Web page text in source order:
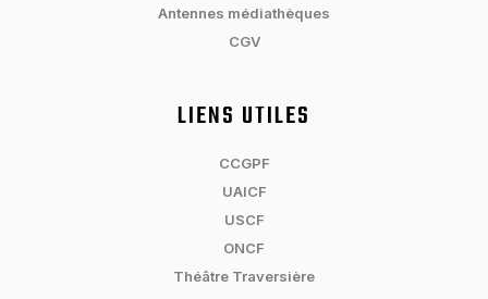
Antennes médiathèques
CGV
LIENS UTILES
CCGPF
UAICF
USCF
ONCF
Théâtre Traversière